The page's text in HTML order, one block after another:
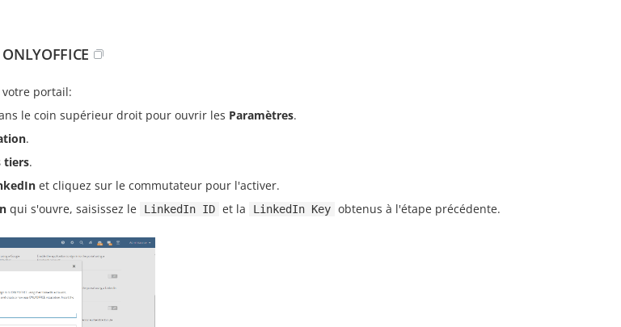
votre portail:
le coin supérieur droit pour ouvrir les Paramètres.
.
tiers.
et cliquez sur le commutateur pour l'activer.
qui s'ouvre, saisissez le LinkedIn ID et la LinkedIn Key obtenus à l'étape précédente.